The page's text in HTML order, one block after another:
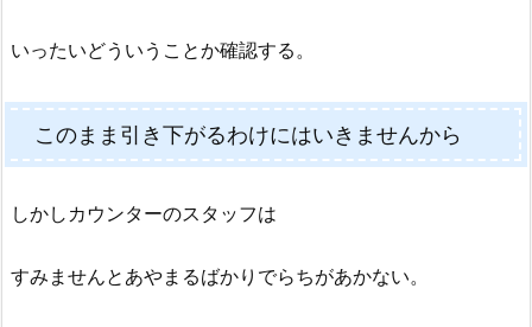
いったいどういうことか確認する。
このまま引き下がるわけにはいきませんから
しかしカウンターのスタッフは
すみませんとあやまるばかりでらちがあかない。